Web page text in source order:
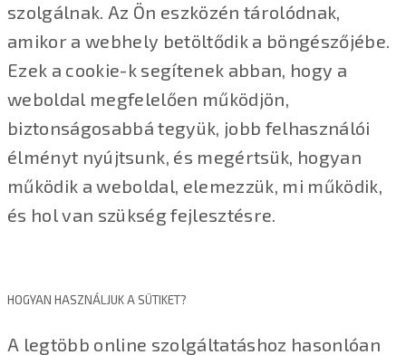
szolgálnak. Az Ön eszközén tárolódnak,
amikor a webhely betöltődik a böngészőjébe.
Ezek a cookie-k segítenek abban, hogy a
weboldal megfelelően működjön,
biztonságosabbá tegyük, jobb felhasználói
élményt nyújtsunk, és megértsük, hogyan
működik a weboldal, elemezzük, mi működik,
és hol van szükség fejlesztésre.
HOGYAN HASZNÁLJUK A SÜTIKET?
A legtöbb online szolgáltatáshoz hasonlóan